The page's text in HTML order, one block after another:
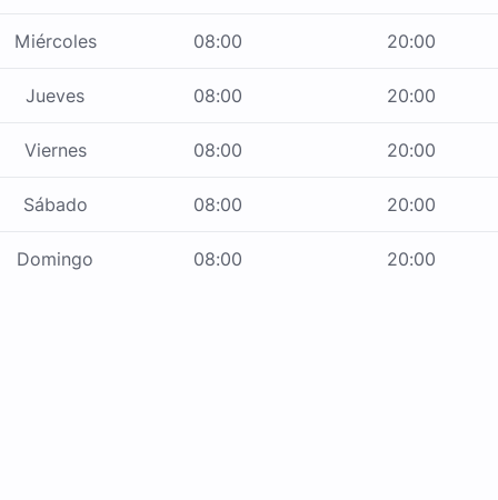
Miércoles 08:00 20:00
Jueves 08:00 20:00
Viernes 08:00 20:00
Sábado 08:00 20:00
Domingo 08:00 20:00